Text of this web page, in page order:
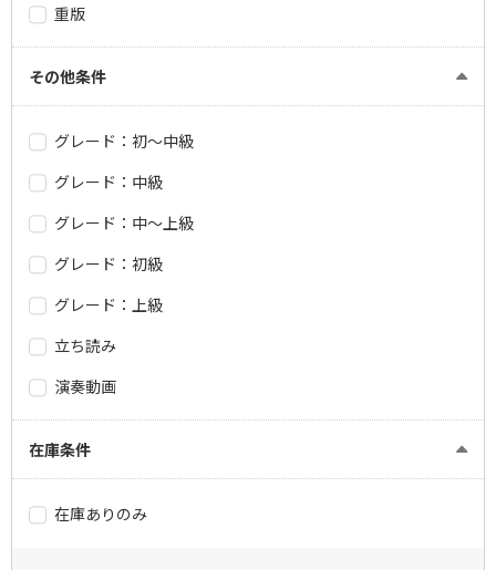
重版
その他条件
グレード：初～中級
グレード：中級
グレード：中～上級
グレード：初級
グレード：上級
立ち読み
演奏動画
在庫条件
在庫ありのみ